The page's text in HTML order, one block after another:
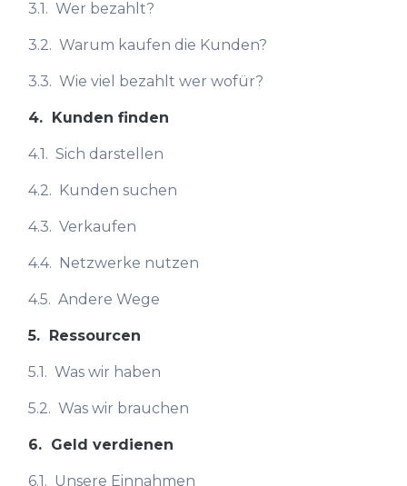
3.1. Wer bezahlt?
3.2. Warum kaufen die Kunden?
3.3. Wie viel bezahlt wer wofür?
4. Kunden finden
4.1. Sich darstellen
4.2. Kunden suchen
4.3. Verkaufen
4.4. Netzwerke nutzen
4.5. Andere Wege
5. Ressourcen
5.1. Was wir haben
5.2. Was wir brauchen
6. Geld verdienen
6.1. Unsere Einnahmen